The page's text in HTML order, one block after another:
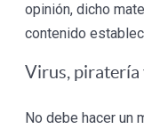
opinión, dicho
contenido
Virus, piratería
No debe hacer un